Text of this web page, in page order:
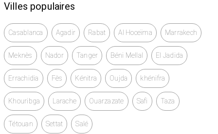
Villes populaires
Casablanca Agadir Rabat Al Hoceïma Marrakech
Meknès Nador Tanger Béni Mellal El Jadida
Errachidia Fès Kénitra Oujda khénifra
Khouribga Larache Ouarzazate Safi Taza
Tétouan Settat Salé